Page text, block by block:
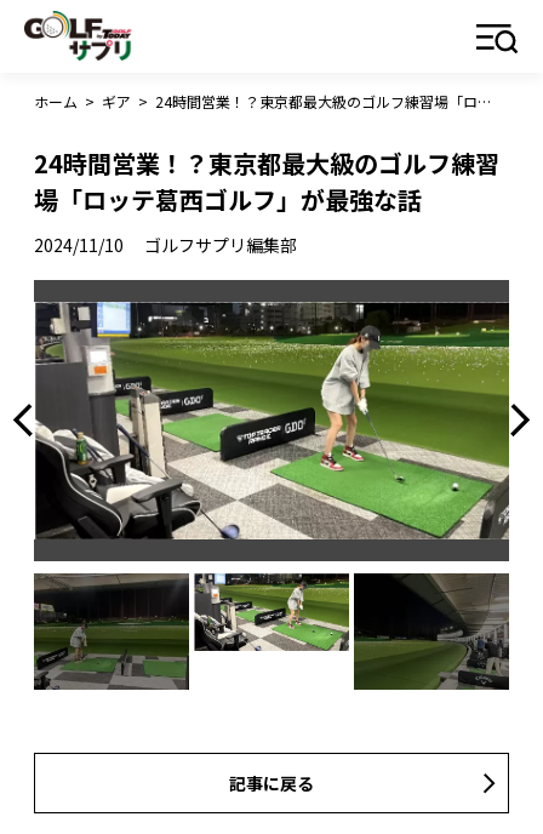
ホーム > ギア > 24時間営業！？東京都最大級のゴルフ練習場「ロッテ葛西ゴルフ」が最強な話
24時間営業！？東京都最大級のゴルフ練習
場「ロッテ葛西ゴルフ」が最強な話
2024/11/10 ゴルフサプリ編集部
記事に戻る